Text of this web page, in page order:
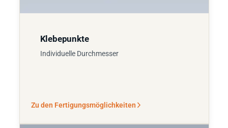
Klebepunkte
Individuelle Durchmesser
Zu den Fertigungsmöglichkeiten